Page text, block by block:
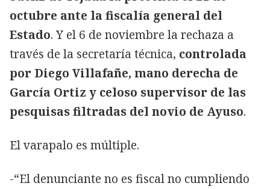
octubre ante la fiscalía general del
Estado. Y el 6 de noviembre la rechaza a
través de la secretaría técnica, controlada
por Diego Villafañe, mano derecha de
García Ortiz y celoso supervisor de las
pesquisas filtradas del novio de Ayuso.
El varapalo es múltiple.
-“El denunciante no es fiscal no cumpliendo